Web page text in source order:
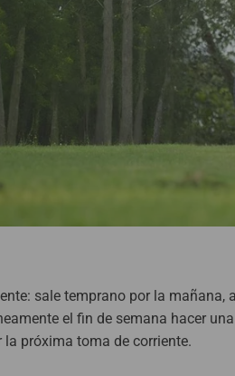
sale temprano por la
el fin de semana hacer
la próxima toma de corriente.